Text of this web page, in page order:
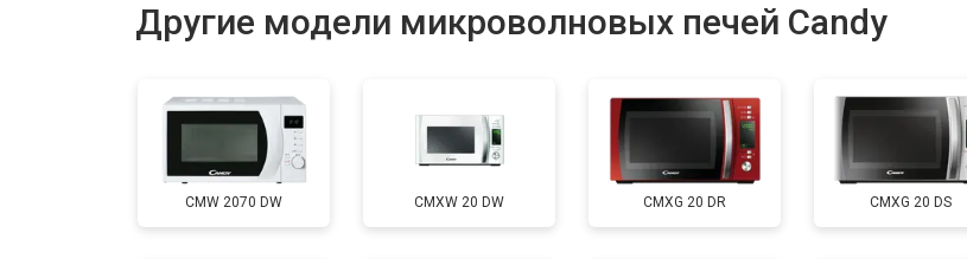
Замена конденсатора от 70 мин
Ремонт платы управления (восстановление) от 120 мин
Другие модели микроволновых печей Candy
CMW 2070 DW CMXW 20 DW CMXG 20 DR CMXG 20 DS